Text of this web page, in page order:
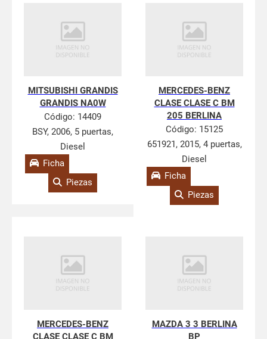
MITSUBISHI GRANDIS
GRANDIS NA0W
Código: 14409
BSY, 2006, 5 puertas,
Diesel
Ficha
Piezas
MERCEDES-BENZ
CLASE CLASE C BM
205 BERLINA
Código: 15125
651921, 2015, 4 puertas,
Diesel
Ficha
Piezas
MERCEDES-BENZ
CLASE CLASE C BM
MAZDA 3 3 BERLINA
BP